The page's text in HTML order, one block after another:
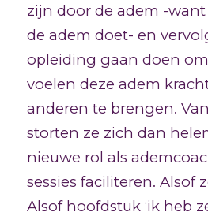
zijn door de adem -
de adem doet- en
opleiding gaan doen
voelen deze adem
anderen te brengen.
storten ze zich dan
nieuwe rol als
sessies faciliteren. Alsof
Alsof hoofdstuk ‘ik heb